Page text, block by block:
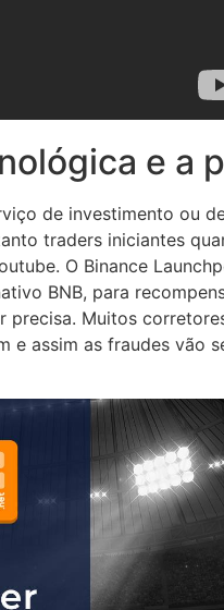
e a
de investimento ou
traders iniciantes
O Binance
BNB, para
Muitos
e assim as fraudes